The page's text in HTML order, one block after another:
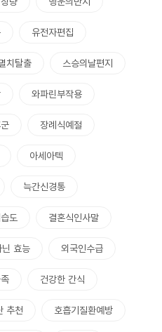
유전자편집
치탈출 스승의날편지
와파린부작용
장례식예절
아세아텍
늑간신경통
도 결혼식인사말
닌 효능 외국인수급
건강한 간식
추천 호흡기질환예방